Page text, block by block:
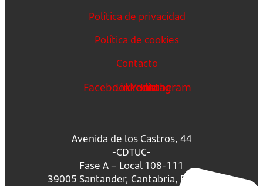
Política de privacidad
Política de cookies
Contacto
FacebookLinkedin
Youtube
Instagram
Avenida de los Castros, 44
-CDTUC-
Fase A – Local 108-111
39005 Santander, Cantabria, España.